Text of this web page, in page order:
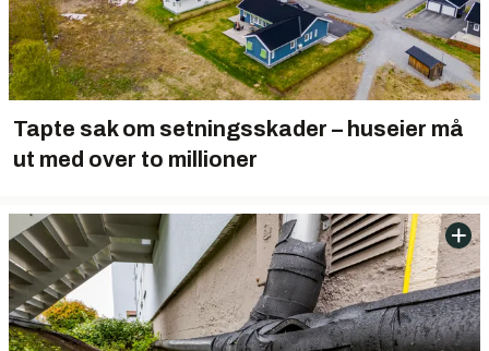
Tapte sak om setningsskader – huseier må
ut med over to millioner